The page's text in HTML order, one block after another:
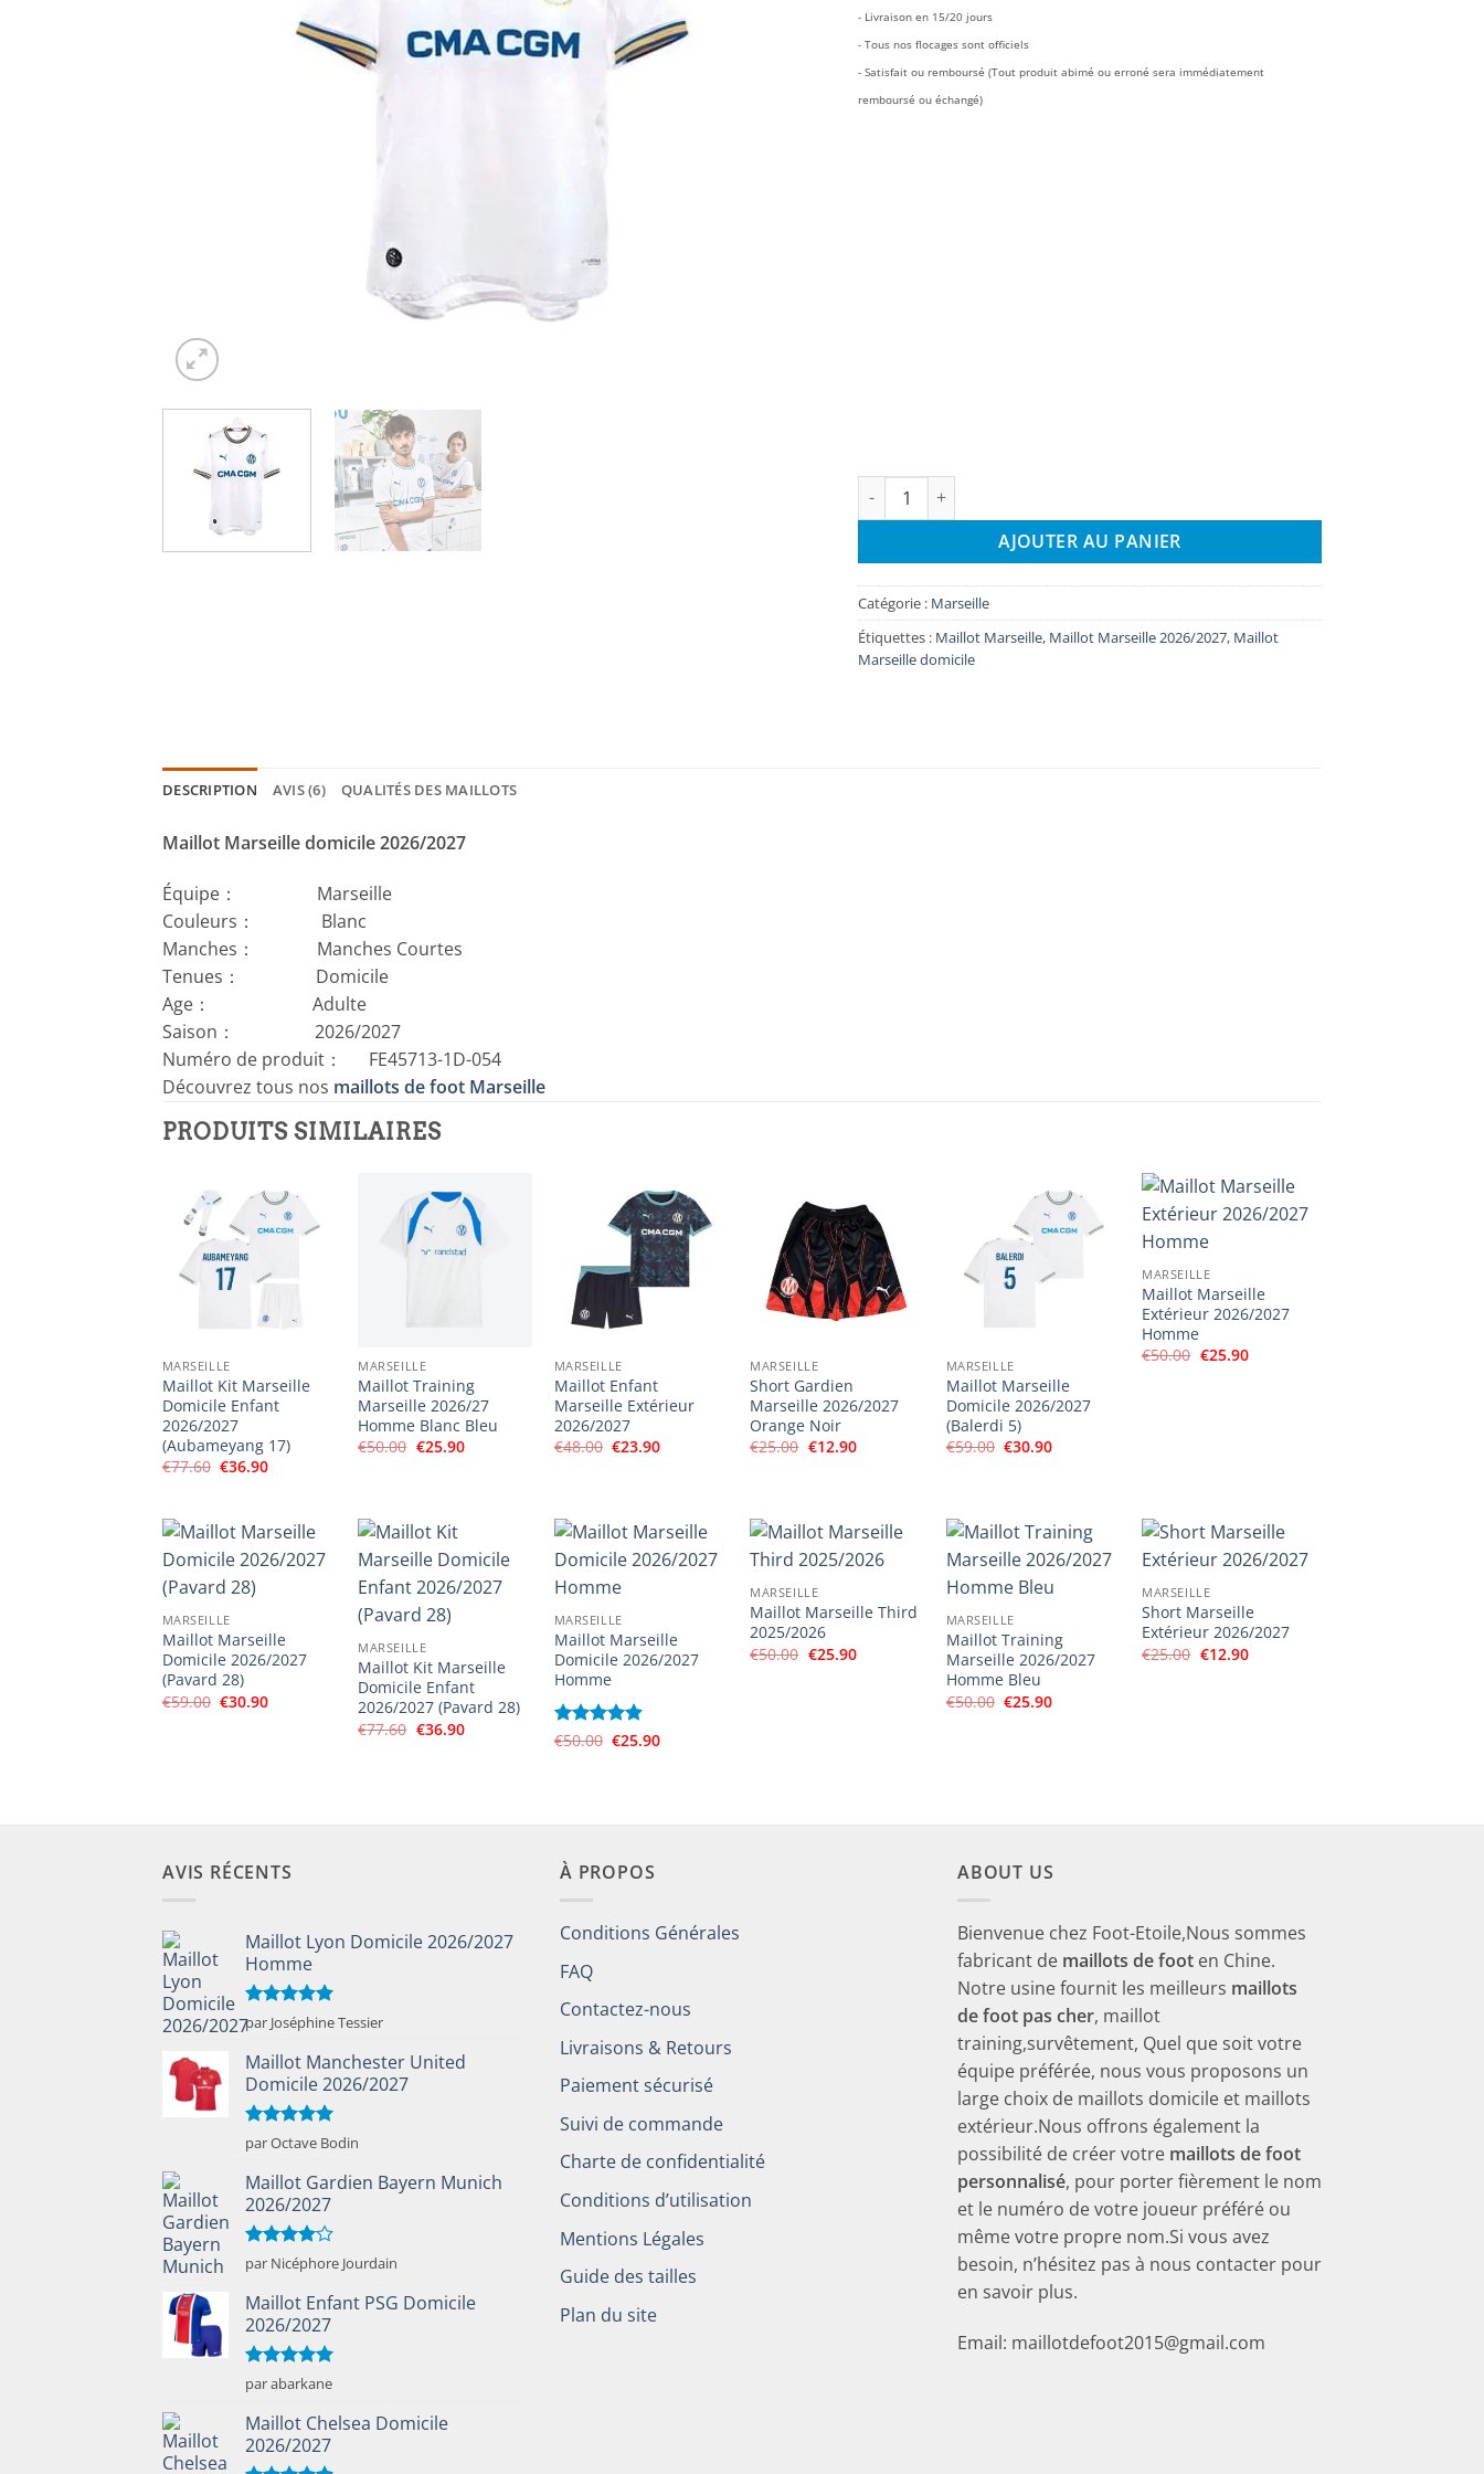
- Livraison en 15/20 jours
- Tous nos flocages sont officiels
- Satisfait ou remboursé (Tout produit abimé ou erroné sera immédiatement
remboursé ou échangé)
quantité de Maillot Marseille Domicile 2026/2027
AJOUTER AU PANIER
Catégorie : Marseille
Étiquettes : Maillot Marseille, Maillot Marseille 2026/2027, Maillot
Marseille domicile
DESCRIPTION AVIS (6) QUALITÉS DES MAILLOTS
Maillot Marseille domicile 2026/2027
Équipe： Marseille
Couleurs： Blanc
Manches： Manches Courtes
Tenues： Domicile
Age： Adulte
Saison： 2026/2027
Numéro de produit： FE45713-1D-054
Découvrez tous nos maillots de foot Marseille
PRODUITS SIMILAIRES
MARSEILLE
Maillot Kit Marseille
Domicile Enfant
2026/2027
(Aubameyang 17)
€77.60 Le
€77.60.
€36.90Le
€36.90.
MARSEILLE
Maillot Training
Marseille 2026/27
Homme Blanc Bleu
€50.00 Le
€25.90Le
MARSEILLE
Maillot Enfant
Marseille Extérieur
2026/2027
€48.00 Le
€23.90Le
MARSEILLE
Short Gardien
Marseille 2026/2027
Orange Noir
€25.00 Le
€12.90Le
MARSEILLE
Maillot Marseille
Domicile 2026/2027
(Balerdi 5)
€59.00 Le
€30.90Le
MARSEILLE
Maillot Marseille
Extérieur 2026/2027
Homme
€50.00 Le
€25.90Le
MARSEILLE
Maillot Marseille
Domicile 2026/2027
(Pavard 28)
€59.00 Le
€30.90Le
MARSEILLE
Maillot Kit Marseille
Domicile Enfant
2026/2027 (Pavard 28)
€77.60 Le
€36.90Le
MARSEILLE
Maillot Marseille
Domicile 2026/2027
Homme
Note4.89
€50.00 Le
€25.90Le
MARSEILLE
Maillot Marseille Third
2025/2026
€50.00 Le
€25.90Le
MARSEILLE
Maillot Training
Marseille 2026/2027
Homme Bleu
€50.00 Le
€25.90Le
MARSEILLE
Short Marseille
Extérieur 2026/2027
€25.00 Le
€12.90Le
AVIS RÉCENTS
Maillot Lyon Domicile 2026/2027
Homme
Note5sur
5
par Joséphine Tessier
Maillot Manchester United
Domicile 2026/2027
Note5sur
5
par Octave Bodin
Maillot Gardien Bayern Munich
2026/2027
Note4
sur 5
par Nicéphore Jourdain
Maillot Enfant PSG Domicile
2026/2027
Note5sur
5
par abarkane
Maillot Chelsea Domicile
2026/2027
À PROPOS
Conditions Générales
FAQ
Contactez-nous
Livraisons & Retours
Paiement sécurisé
Suivi de commande
Charte de confidentialité
Conditions d’utilisation
Mentions Légales
Guide des tailles
Plan du site
ABOUT US
Bienvenue chez Foot-Etoile,Nous sommes
fabricant de maillots de foot en Chine.
Notre usine fournit les meilleurs maillots
de foot pas cher, maillot
training,survêtement, Quel que soit votre
équipe préférée, nous vous proposons un
large choix de maillots domicile et maillots
extérieur.Nous offrons également la
possibilité de créer votre maillots de foot
personnalisé, pour porter fièrement le nom
et le numéro de votre joueur préféré ou
même votre propre nom.Si vous avez
besoin, n’hésitez pas à nous contacter pour
en savoir plus.
Email: maillotdefoot2015@gmail.com